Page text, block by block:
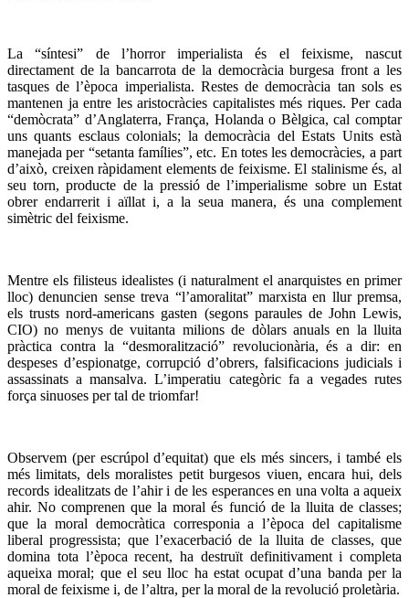
La “síntesi” de l’horror imperialista és el feixisme, nascut
directament de la bancarrota de la democràcia burgesa front a les
tasques de l’època imperialista. Restes de democràcia tan sols es
mantenen ja entre les aristocràcies capitalistes més riques. Per cada
“demòcrata” d’Anglaterra, França, Holanda o Bèlgica, cal comptar
uns quants esclaus colonials; la democràcia del Estats Units està
manejada per “setanta famílies”, etc. En totes les democràcies, a part
d’això, creixen ràpidament elements de feixisme. El stalinisme és, al
seu torn, producte de la pressió de l’imperialisme sobre un Estat
obrer endarrerit i aïllat i, a la seua manera, és una complement
simètric del feixisme.
Mentre els filisteus idealistes (i naturalment el anarquistes en primer
lloc) denuncien sense treva “l’amoralitat” marxista en llur premsa,
els trusts nord-americans gasten (segons paraules de John Lewis,
CIO) no menys de vuitanta milions de dòlars anuals en la lluita
pràctica contra la “desmoralització” revolucionària, és a dir: en
despeses d’espionatge, corrupció d’obrers, falsificacions judicials i
assassinats a mansalva. L’imperatiu categòric fa a vegades rutes
força sinuoses per tal de triomfar!
Observem (per escrúpol d’equitat) que els més sincers, i també els
més limitats, dels moralistes petit burgesos viuen, encara hui, dels
records idealitzats de l’ahir i de les esperances en una volta a aqueix
ahir. No comprenen que la moral és funció de la lluita de classes;
que la moral democràtica corresponia a l’època del capitalisme
liberal progressista; que l’exacerbació de la lluita de classes, que
domina tota l’època recent, ha destruït definitivament i completa
aqueixa moral; que el seu lloc ha estat ocupat d’una banda per la
moral de feixisme i, de l’altra, per la moral de la revolució proletària.